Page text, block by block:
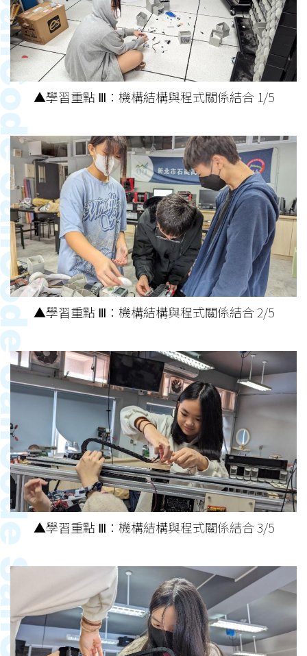
▲學習重點 Ⅲ：機構結構與程式關係結合 1/5
▲學習重點 Ⅲ：機構結構與程式關係結合 2/5
▲學習重點 Ⅲ：機構結構與程式關係結合 3/5